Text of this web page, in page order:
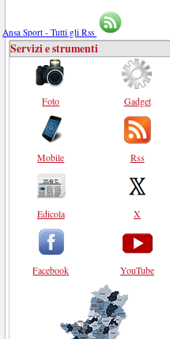
Ansa Sport - Tutti gli Rss
Servizi e strumenti
Foto
Mobile
Edicola
Facebook
Gadget
Rss
X
YouTube